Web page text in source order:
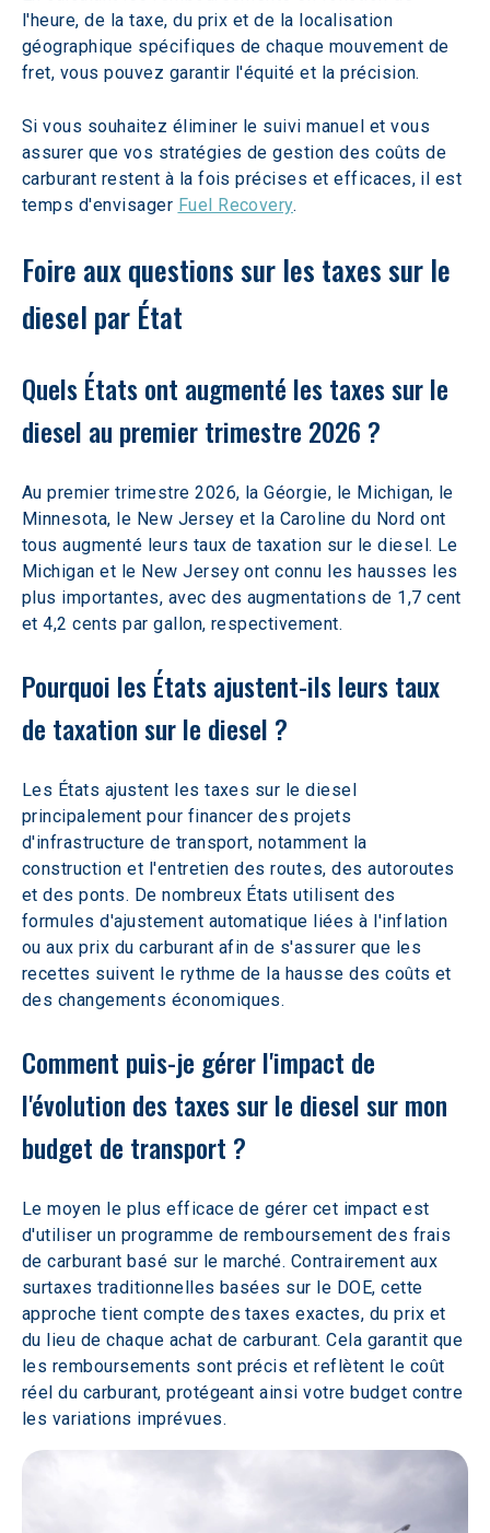
l'heure, de la taxe, du prix et de la localisation
géographique spécifiques de chaque mouvement de
fret, vous pouvez garantir l'équité et la précision.
Si vous souhaitez éliminer le suivi manuel et vous
assurer que vos stratégies de gestion des coûts de
carburant restent à la fois précises et efficaces, il est
temps d'envisager Fuel Recovery.
Foire aux questions sur les taxes sur le
diesel par État
Quels États ont augmenté les taxes sur le
diesel au premier trimestre 2026 ?
Au premier trimestre 2026, la Géorgie, le Michigan, le
Minnesota, le New Jersey et la Caroline du Nord ont
tous augmenté leurs taux de taxation sur le diesel. Le
Michigan et le New Jersey ont connu les hausses les
plus importantes, avec des augmentations de 1,7 cent
et 4,2 cents par gallon, respectivement.
Pourquoi les États ajustent-ils leurs taux
de taxation sur le diesel ?
Les États ajustent les taxes sur le diesel
principalement pour financer des projets
d'infrastructure de transport, notamment la
construction et l'entretien des routes, des autoroutes
et des ponts. De nombreux États utilisent des
formules d'ajustement automatique liées à l'inflation
ou aux prix du carburant afin de s'assurer que les
recettes suivent le rythme de la hausse des coûts et
des changements économiques.
Comment puis-je gérer l'impact de
l'évolution des taxes sur le diesel sur mon
budget de transport ?
Le moyen le plus efficace de gérer cet impact est
d'utiliser un programme de remboursement des frais
de carburant basé sur le marché. Contrairement aux
surtaxes traditionnelles basées sur le DOE, cette
approche tient compte des taxes exactes, du prix et
du lieu de chaque achat de carburant. Cela garantit que
les remboursements sont précis et reflètent le coût
réel du carburant, protégeant ainsi votre budget contre
les variations imprévues.